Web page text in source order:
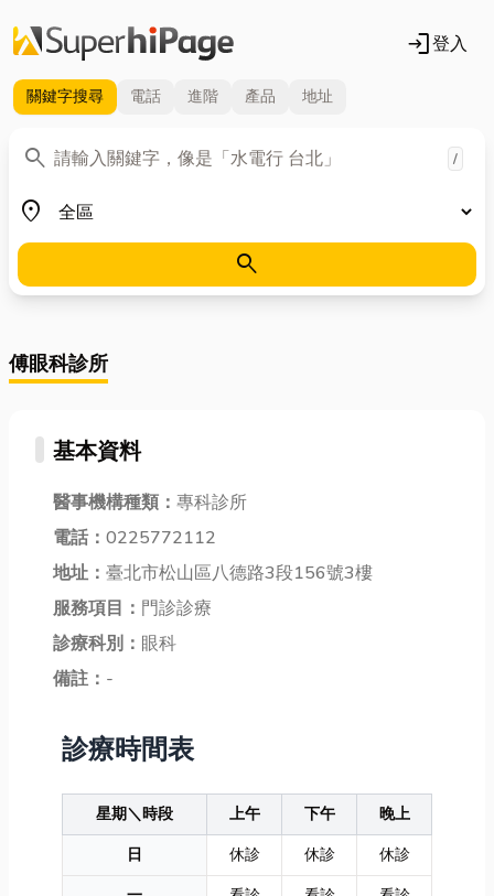
login登入
關鍵字搜尋 電話 進階 產品 地址
search
關鍵字 /
place
地區
search
傅眼科診所
基本資料
醫事機構種類： 專科診所
電話： 0225772112
地址： 臺北市松山區八德路3段156號3樓
服務項目： 門診診療
診療科別： 眼科
備註： -
診療時間表
星期＼時段 上午 下午
晚上
日
休診 休診
休診